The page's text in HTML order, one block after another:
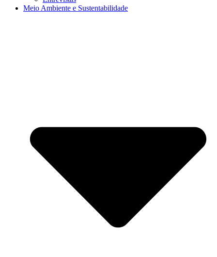
Meio Ambiente e Sustentabilidade